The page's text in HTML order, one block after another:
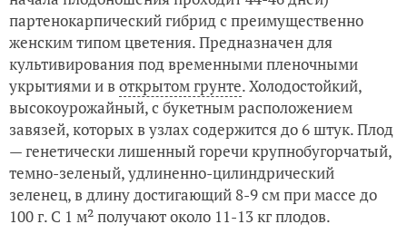
партенокарпический гибрид с преимущественно
женским типом цветения. Предназначен для
культивирования под временными пленочными
укрытиями и воткрытом грунте. Холодостойкий,
высокоурожайный, с букетным расположением
завязей, которых в узлах содержится до 6 штук. Плод
— генетически лишенный горечи крупнобугорчатый,
темно-зеленый, удлиненно-цилиндрический
зеленец, в длину достигающий 8-9 см при массе до
100 г. С 1 м² получают около 11-13 кг плодов.